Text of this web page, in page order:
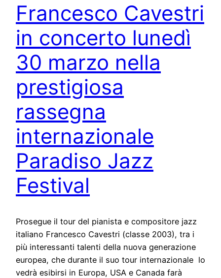
Francesco Cavestri
in concerto lunedì
30 marzo nella
prestigiosa
rassegna
internazionale
Paradiso Jazz
Festival
Prosegue il tour del pianista e compositore jazz
italiano Francesco Cavestri (classe 2003), tra i
più interessanti talenti della nuova generazione
europea, che durante il suo tour internazionale lo
vedrà esibirsi in Europa, USA e Canada farà